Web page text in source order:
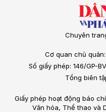
Chuyên
Cơ quan chủ
Số giấy phép: 146/GP-
Tổng biên
Giấy phép hoạt động báo
Văn hóa, Thể thao và